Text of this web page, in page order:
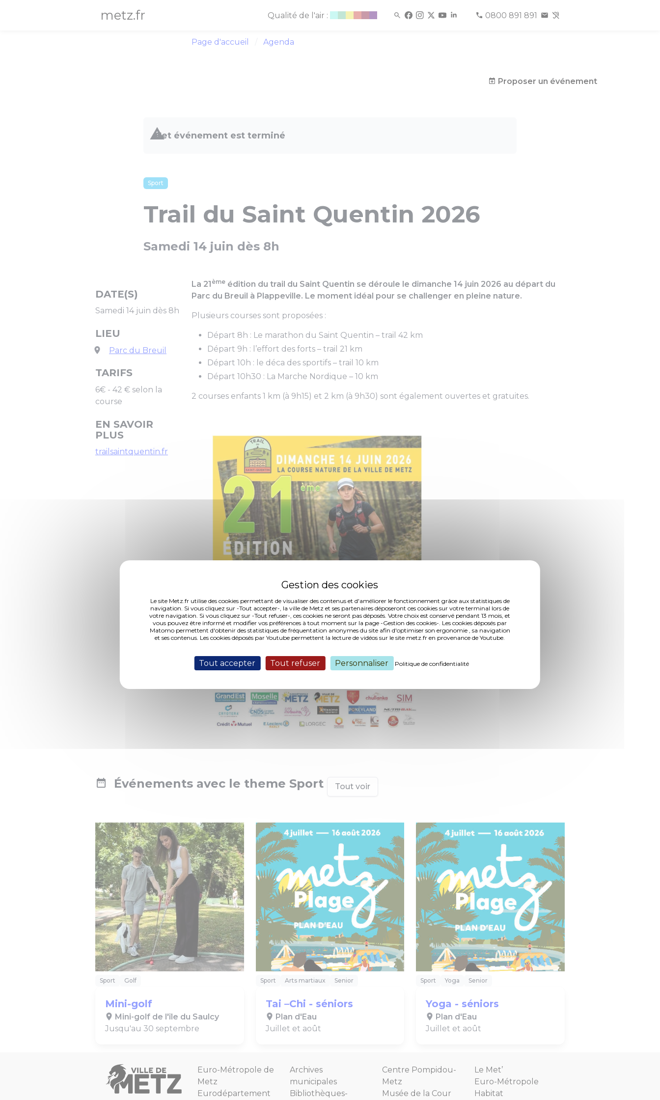
Le site Metz.fr utilise des cookies permettant de visualiser des contenus et d'améliorer le fonctionnement grâce aux statistiques de
navigation. Si vous cliquez sur -Tout accepter-, la ville de Metz et ses partenaires déposeront ces cookies sur votre terminal lors de
votre navigation. Si vous cliquez sur -Tout refuser-, ces cookies ne seront pas déposés. Votre choix est conservé pendant 13 mois, et
vous pouvez être informé et modifier vos préférences à tout moment sur la page -Gestion des cookies-. Les cookies déposés par
Matomo permettent d'obtenir des statistiques de fréquentation anonymes du site afin d'optimiser son ergonomie , sa navigation
et ses contenus. Les cookies déposés par Youtube permettent la lecture de vidéos sur le site metz.fr en provenance de Youtube.
Tout accepter Tout refuser Personnaliser Politique de confidentialité
metz.fr Qualité de l'air : 0800 891 891
Page d'accueil Agenda
Proposer un événement
Cet événement est terminé
Sport
Trail du Saint Quentin 2026
Samedi 14 juin dès 8h
DATE(S)
Samedi 14 juin dès 8h
LIEU
Parc du Breuil
TARIFS
6€ - 42 € selon la
course
EN SAVOIR
PLUS
trailsaintquentin.fr
La 21 ème édition du trail du Saint Quentin se déroule le dimanche 14 juin 2026 au départ du
Parc du Breuil à Plappeville. Le moment idéal pour se challenger en pleine nature.
Plusieurs courses sont proposées :
Départ 8h : Le marathon du Saint Quentin – trail 42 km
Départ 9h : l’effort des forts – trail 21 km
Départ 10h : le déca des sportifs – trail 10 km
Départ 10h30 : La Marche Nordique – 10 km
2 courses enfants 1 km (à 9h15) et 2 km (à 9h30) sont également ouvertes et gratuites.
Événements avec le theme Sport Tout voir
Sport Golf
Mini-golf
Mini-golf de l'île du Saulcy
Jusqu'au 30 septembre
Sport Arts martiaux Senior
Tai –Chi - séniors
Plan d'Eau
Juillet et août
Sport Yoga Senior
Yoga - séniors
Plan d'Eau
Juillet et août
Euro-Métropole de
Metz
Eurodépartement
Archives
municipales
Bibliothèques-
Centre Pompidou-
Metz
Musée de la Cour
Le Met’
Euro-Métropole
Habitat